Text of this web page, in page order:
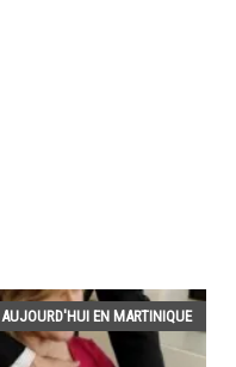
AUJOURD'HUI EN MARTINIQUE